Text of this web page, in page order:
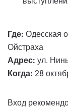
Где: Одесская
Ойстраха
Адрес: ул.
Когда: 28
Вход